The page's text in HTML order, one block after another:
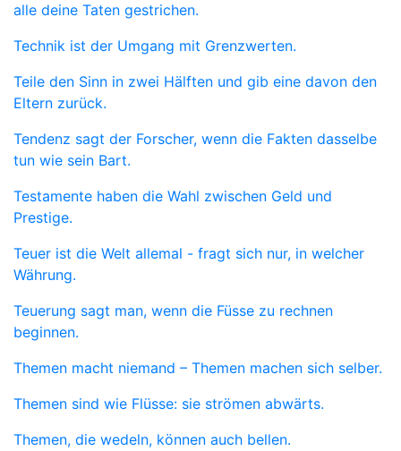
alle deine Taten gestrichen.
Technik ist der Umgang mit Grenzwerten.
Teile den Sinn in zwei Hälften und gib eine davon den
Eltern zurück.
Tendenz sagt der Forscher, wenn die Fakten dasselbe
tun wie sein Bart.
Testamente haben die Wahl zwischen Geld und
Prestige.
Teuer ist die Welt allemal - fragt sich nur, in welcher
Währung.
Teuerung sagt man, wenn die Füsse zu rechnen
beginnen.
Themen macht niemand – Themen machen sich selber.
Themen sind wie Flüsse: sie strömen abwärts.
Themen, die wedeln, können auch bellen.